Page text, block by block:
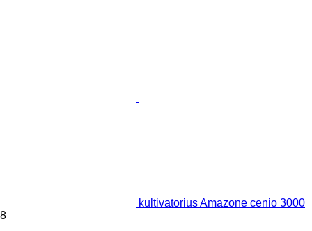
kultivatorius Amazone cenio 3000
8